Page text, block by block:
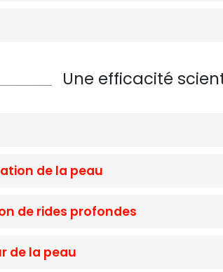
Une efficacité
de la peau
de rides profondes
de la peau